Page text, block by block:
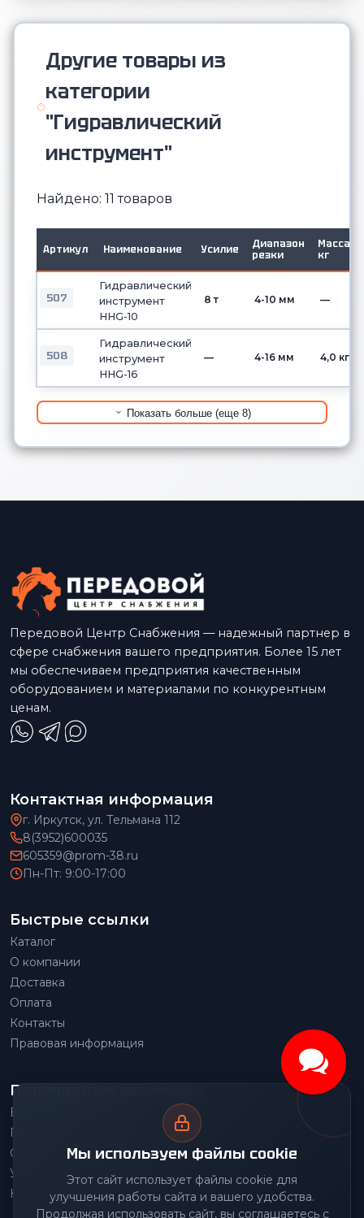
Другие товары из
категории
"Гидравлический
инструмент"
Найдено: 11 товаров
Артикул Наименование Усилие
Диапазон
резки
Масса,
кг
507
Гидравлический
инструмент
HHG-10
8 т 4-10 мм —
508
Гидравлический
инструмент
HHG-16
— 4-16 мм 4,0 кг
Показать больше (еще 8)
Мы используем файлы cookie
Этот сайт использует файлы cookie для
улучшения работы сайта и вашего удобства.
Продолжая использовать сайт, вы соглашаетесь с
Передовой Центр Снабжения — надежный партнер в
сфере снабжения вашего предприятия. Более 15 лет
мы обеспечиваем предприятия качественным
оборудованием и материалами по конкурентным
ценам.
Контактная информация
г. Иркутск, ул. Тельмана 112
8(3952)600035
605359@prom-38.ru
Пн-Пт: 9:00-17:00
Быстрые ссылки
Каталог
О компании
Доставка
Оплата
Контакты
Правовая информация
Популярные категории
Весовое оборудование
Грузоподъемное оборудование
Складское оборудование
Упаковочное оборудование
Наше производство